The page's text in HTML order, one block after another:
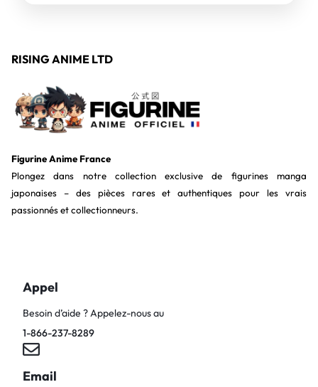
RISING ANIME LTD
Figurine Anime France
Plongez dans notre collection exclusive de figurines manga
japonaises – des pièces rares et authentiques pour les vrais
passionnés et collectionneurs.
Appel
Besoin d’aide ? Appelez-nous au
1-866-237-8289
Email